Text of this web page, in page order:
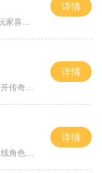
“45woool传奇世界网站端游”是一款备受玩家喜爱的经典传奇游戏。该游戏延续了传奇系列的经典玩法，融合了全新的元素和创新的游戏规则，给玩家带来了非凡的游戏体验。下面将为大
详情
传奇世界游戏迎来了一股全新的潮流，新开传奇世界网站发布网正式上线。这个网站为广大玩家提供了一个全新的游戏平台，让玩家可以更加深入地了解传奇世界的魅力。下面，我们就
详情
《传奇世界小极品》是一款经典的多人在线角色扮演游戏。它以其丰富的游戏内容，精美的画面和刺激的战斗方式，吸引了数百万玩家的热爱和关注。无论是游戏初学者还是老玩家，都
详情